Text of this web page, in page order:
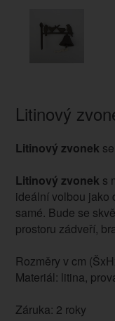
Litinový
Litinový zvonek
Litinový zvonek s
ideální volbou jako
samé. Bude se
prostoru zádveří,
Rozměry v cm
Materiál: litina,
Záruka: 2 roky